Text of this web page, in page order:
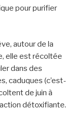
pour purifier
autour de la
elle est récoltée
dans des
caduques (c’est-
de juin à
détoxifiante.